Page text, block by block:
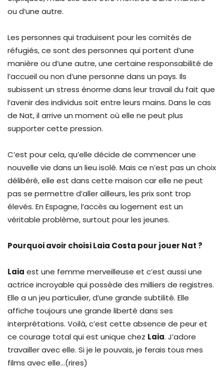
ou d’une autre.
Les personnes qui traduisent pour les comités de
réfugiés, ce sont des personnes qui portent d’une
manière ou d’une autre, une certaine responsabilité de
l’accueil ou non d’une personne dans un pays. Ils
subissent un stress énorme dans leur travail du fait que
l’avenir des individus soit entre leurs mains. Dans le cas
de Nat, il arrive un moment où elle ne peut plus
supporter cette pression.
C’est pour cela, qu’elle décide de commencer une
nouvelle vie dans un lieu isolé. Mais ce n’est pas un choix
délibéré, elle est dans cette maison car elle ne peut
pas se permettre d’aller ailleurs, les prix sont trop
élevés. En Espagne, l’accès au logement est un
véritable problème, surtout pour les jeunes.
Pourquoi avoir choisi Laia Costa pour jouer Nat ?
Laia est une femme merveilleuse et c’est aussi une
actrice incroyable qui possède des milliers de registres.
Elle a un jeu particulier, d’une grande subtilité. Elle
affiche toujours une grande liberté dans ses
interprétations. Voilà, c’est cette absence de peur et
ce courage total qui est unique chez Laia. J’adore
travailler avec elle. Si je le pouvais, je ferais tous mes
films avec elle…(rires)